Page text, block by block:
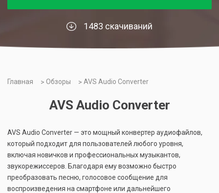
1483 скачиваний
Главная Обзоры AVS Audio Converter
AVS Audio Converter
AVS Audio Converter — это мощный конвертер аудиофайлов,
который подходит для пользователей любого уровня,
включая новичков и профессиональных музыкантов,
звукорежиссеров. Благодаря ему возможно быстро
преобразовать песню, голосовое сообщение для
воспроизведения на смартфоне или дальнейшего